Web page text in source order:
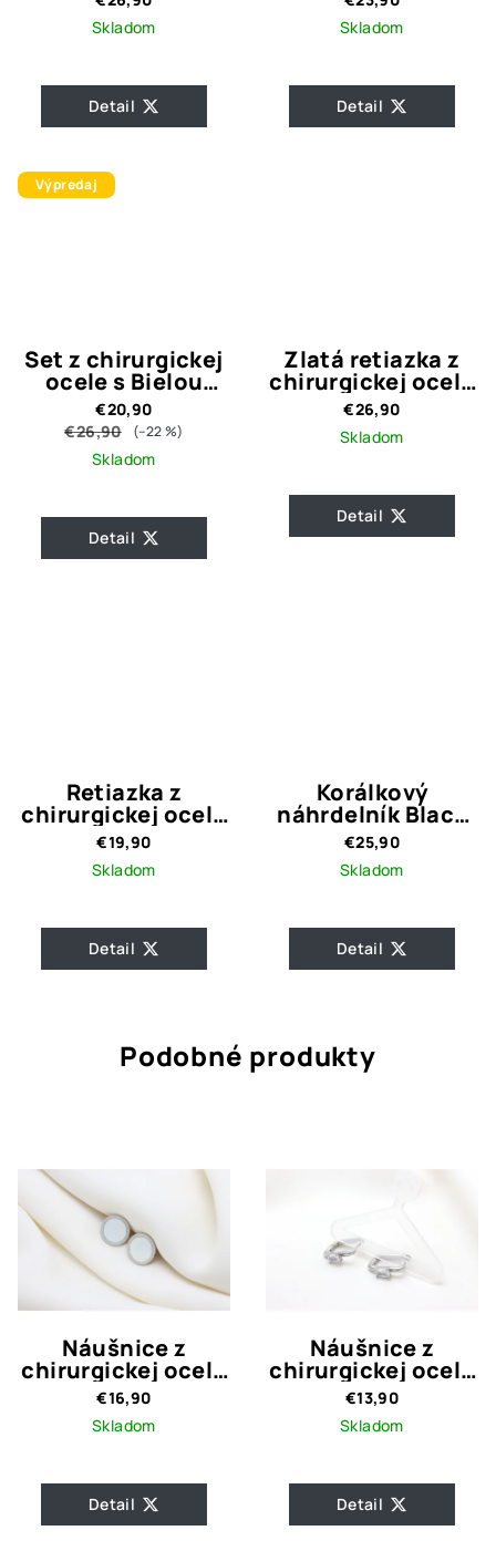
Skladom
Detail
Crystal Heart Gold
Skladom
Detail
Výpredaj
Set z chirurgickej
ocele s Bielou
korálkou Pearl
€20,90
€26,90
(–22 %)
Skladom
Detail
Zlatá retiazka z
chirurgickej ocele
Liam
€26,90
Skladom
Detail
Retiazka z
chirurgickej ocele
s okrúhlym
príveskom MOE
€19,90
Skladom
Detail
Korálkový
náhrdelník Black
Bow
€25,90
Skladom
Detail
Podobné produkty
Náušnice z
chirurgickej ocele
Melly
€16,90
Skladom
hodnotenie
produktu
je
Detail
Náušnice z
chirurgickej ocele
Tery
€13,90
Skladom
Detail